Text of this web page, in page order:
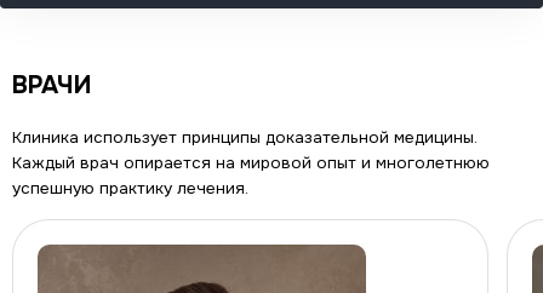
ВРАЧИ
Клиника использует принципы доказательной медицины.
Каждый врач опирается на мировой опыт и многолетнюю
успешную практику лечения.